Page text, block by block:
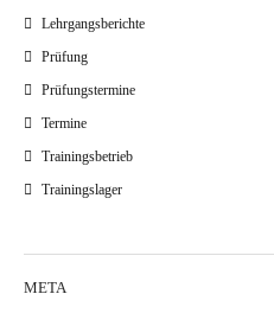
Lehrgangsberichte
Prüfung
Prüfungstermine
Termine
Trainingsbetrieb
Trainingslager
META